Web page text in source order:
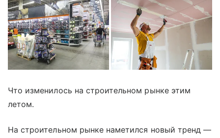
Что изменилось на строительном рынке этим
летом.
На строительном рынке наметился новый тренд —